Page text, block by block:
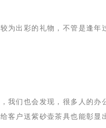
为出彩的礼物，不管是逢年
我们也会发现，很多人的办
客户送紫砂壶茶具也能彰显